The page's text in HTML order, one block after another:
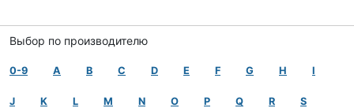
Выбор по производителю
0-9 A B C D E F G H I
J K L M N O P Q R S